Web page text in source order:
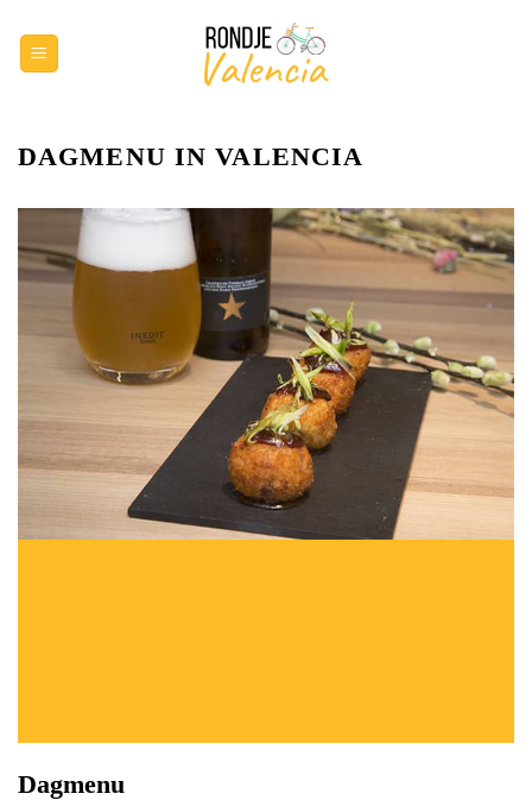
naar
inhoud
DAGMENU IN VALENCIA
Dagmenu